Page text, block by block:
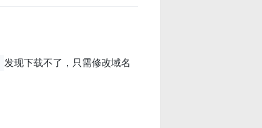
发现下载不了，只需修改域名